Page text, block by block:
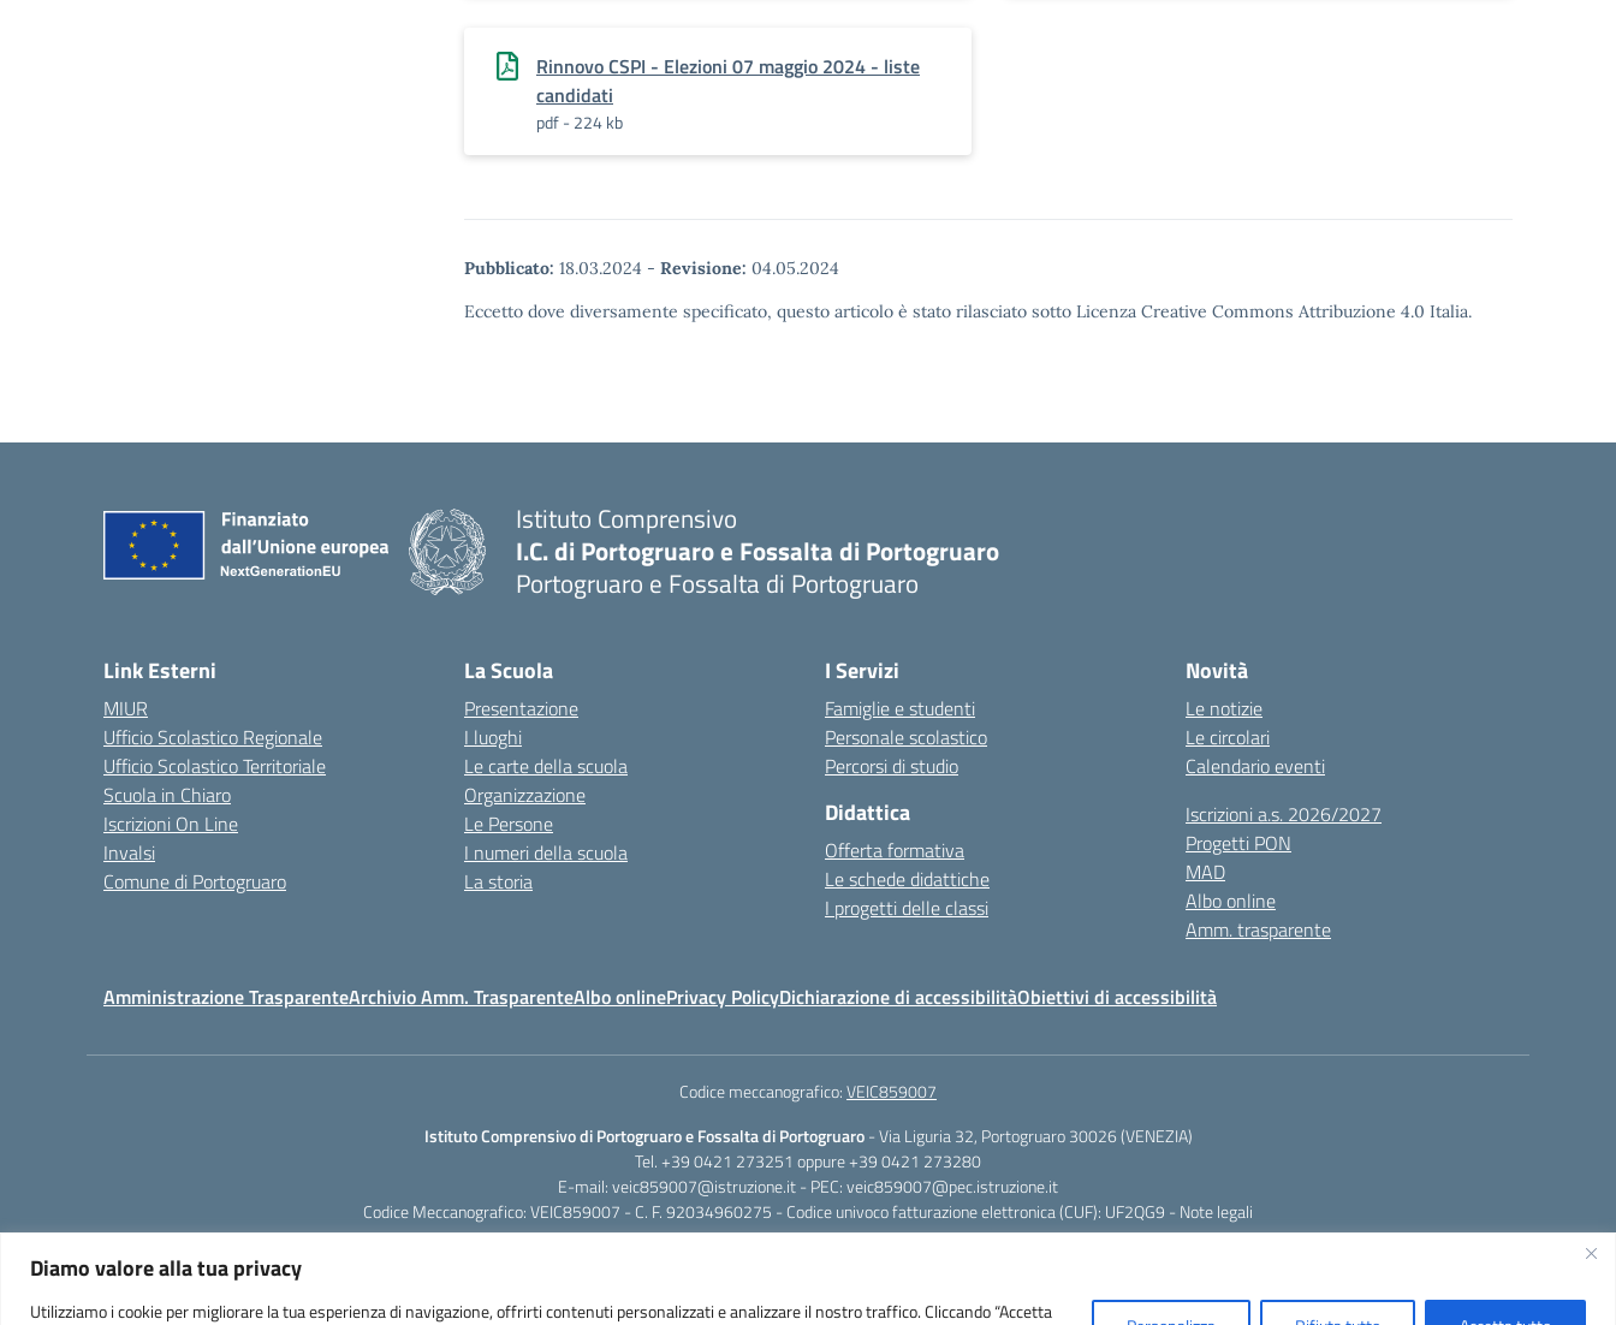
Diamo valore alla tua privacy
Utilizziamo i cookie per migliorare la tua esperienza di navigazione, offrirti contenuti personalizzati e analizzare il nostro traffico. Cliccando “Accetta
Rinnovo CSPI - Elezioni 07 maggio 2024 - liste
candidati
pdf - 224 kb
Pubblicato: 18.03.2024 - Revisione: 04.05.2024
Eccetto dove diversamente specificato, questo articolo è stato rilasciato sotto Licenza Creative Commons Attribuzione 4.0 Italia.
Istituto Comprensivo
I.C. di Portogruaro e Fossalta di Portogruaro
Portogruaro e Fossalta di Portogruaro
Link Esterni
MIUR
Ufficio Scolastico Regionale
Ufficio Scolastico Territoriale
Scuola in Chiaro
Iscrizioni On Line
Invalsi
Comune di Portogruaro
La Scuola
Presentazione
I luoghi
Le carte della scuola
Organizzazione
Le Persone
I numeri della scuola
La storia
I Servizi
Famiglie e studenti
Personale scolastico
Percorsi di studio
Didattica
Offerta formativa
Le schede didattiche
I progetti delle classi
Novità
Le notizie
Le circolari
Calendario eventi
Iscrizioni a.s. 2026/2027
Progetti PON
MAD
Albo online
Amm. trasparente
Amministrazione TrasparenteArchivio Amm. TrasparenteAlbo onlinePrivacy PolicyDichiarazione di accessibilitàObiettivi di accessibilità
Codice meccanografico:VEIC859007
Istituto Comprensivo di Portogruaro e Fossalta di Portogruaro- Via Liguria 32, Portogruaro 30026 (VENEZIA)
Tel. +39 0421 273251 oppure +39 0421 273280
E-mail:veic859007@istruzione.it- PEC:veic859007@pec.istruzione.it
Codice Meccanografico: VEIC859007 - C. F. 92034960275 - Codice univoco fatturazione elettronica (CUF): UF2QG9 - Note legali